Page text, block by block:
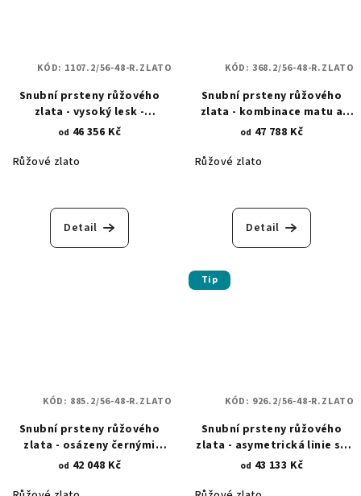
Snubní prsteny růžového
zlata - vysoký lesk -
zirkonové páry - 1107.2
od 46 356 Kč
Růžové zlato
Detail
KÓD: 1107.2/56-48-R.ZLATO
Snubní prsteny růžového
zlata - kombinace matu a
lesku - pískované proužky
od 47 788 Kč
Růžové zlato
Detail
KÓD: 368.2/56-48-R.ZLATO
Snubní prsteny růžového
zlata - osázeny černými
zirkonovými kameny 885.2
od 42 048 Kč
KÓD: 885.2/56-48-R.ZLATO
Tip
Snubní prsteny růžového
zlata - asymetrická linie se
zirkony 926.2
od 43 133 Kč
KÓD: 926.2/56-48-R.ZLATO